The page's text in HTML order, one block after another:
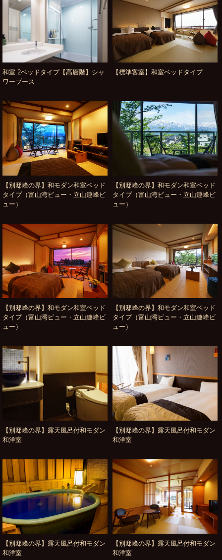
和室 2ベッドタイプ【高層階】シャ
ワーブース
【標準客室】和室ベッドタイプ
【別邸峰の界】和モダン和室ベッド
タイプ（富山湾ビュー・立山連峰ビ
ュー）
【別邸峰の界】和モダン和室ベッド
タイプ（富山湾ビュー・立山連峰ビ
ュー）
【別邸峰の界】和モダン和室ベッド
タイプ（富山湾ビュー・立山連峰ビ
ュー）
【別邸峰の界】和モダン和室ベッド
タイプ（富山湾ビュー・立山連峰ビ
ュー）
【別邸峰の界】露天風呂付和モダン
和洋室
【別邸峰の界】露天風呂付和モダン
和洋室
【別邸峰の界】露天風呂付和モダン
和洋室
【別邸峰の界】露天風呂付和モダン
和洋室